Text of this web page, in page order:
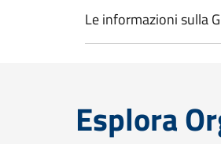
Le informazioni sulla
Esplora